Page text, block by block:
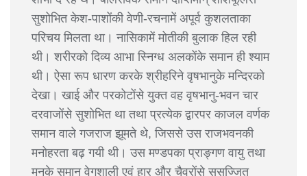
सुशोभित केश-पाशोंकी वेणी-रचनामें अपूर्व कुशलताका
परिचय मिलता था। नासिकामें मोतीकी बुलाक हिल रही
थी। शरीरको दिव्य आभा स्निग्ध अलकोंके समान ही श्याम
थी। ऐसा रूप धारण करके श्रीहरिने वृषभानुके मन्दिरको
देखा। खाई और परकोटोंसे युक्त वह वृषभानु-भवन चार
दरवाजोंसे सुशोभित था तथा प्रत्येक द्वारपर काजल वर्णक
समान वाले गजराज झूमते थे, जिससे उस राजभवनकी
मनोहरता बढ़ गयी थी। उस मण्डपका प्राङ्गण वायु तथा
मनके समान वेगशाली एवं हार और चैवरोंसे सुसज्जित